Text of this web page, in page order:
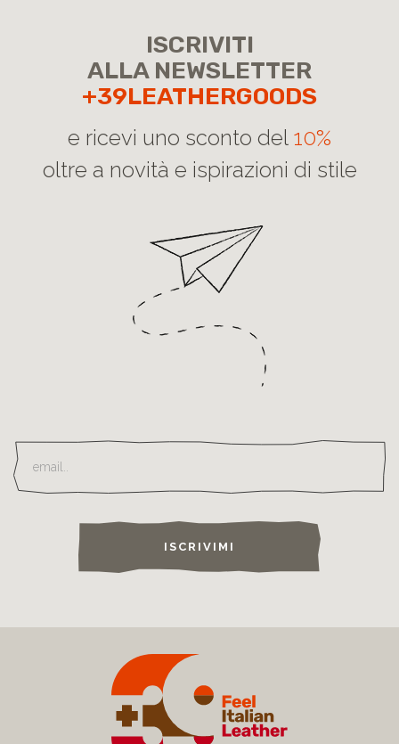
ISCRIVITI
ALLA NEWSLETTER
+39LEATHERGOODS
e ricevi uno sconto del 10%
oltre a novità e ispirazioni di stile
ISCRIVIMI